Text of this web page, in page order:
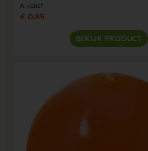
Al vanaf
€ 0,85
BEKIJK PRODUCT